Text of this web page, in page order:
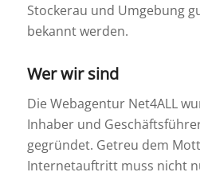
Stockerau und Umgebung
bekannt werden.
Wer wir sind
Die Webagentur Net4ALL
Inhaber und
gegründet. Getreu dem
Internetauftritt muss nicht